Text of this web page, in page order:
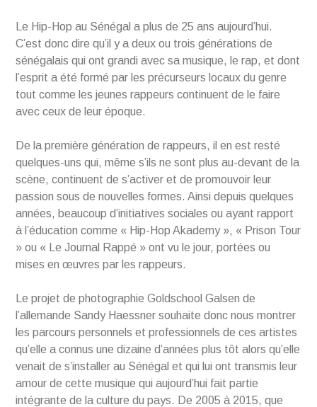
Le Hip-Hop au Sénégal a plus de 25 ans aujourd’hui.
C’est donc dire qu’il y a deux ou trois générations de
sénégalais qui ont grandi avec sa musique, le rap, et dont
l’esprit a été formé par les précurseurs locaux du genre
tout comme les jeunes rappeurs continuent de le faire
avec ceux de leur époque.
De la première génération de rappeurs, il en est resté
quelques-uns qui, même s’ils ne sont plus au-devant de la
scène, continuent de s’activer et de promouvoir leur
passion sous de nouvelles formes. Ainsi depuis quelques
années, beaucoup d’initiatives sociales ou ayant rapport
à l’éducation comme « Hip-Hop Akademy », « Prison Tour
» ou « Le Journal Rappé » ont vu le jour, portées ou
mises en œuvres par les rappeurs.
Le projet de photographie Goldschool Galsen de
l’allemande Sandy Haessner souhaite donc nous montrer
les parcours personnels et professionnels de ces artistes
qu’elle a connus une dizaine d’années plus tôt alors qu’elle
venait de s’installer au Sénégal et qui lui ont transmis leur
amour de cette musique qui aujourd’hui fait partie
intégrante de la culture du pays. De 2005 à 2015, que